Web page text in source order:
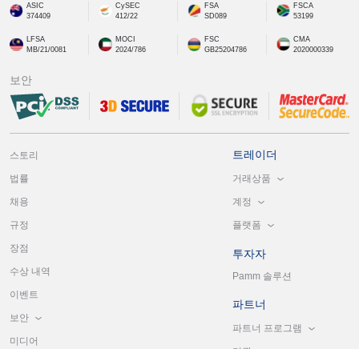
ASIC
374409
CySEC
412/22
FSA
SD089
FSCA
53199
LFSA
MB/21/0081
MOCI
2024/786
FSC
GB25204786
CMA
2020000339
보안
스토리
법률
채용
규정
장점
수상 내역
이벤트
보안
미디어
트레이더
거래상품
계정
플랫폼
투자자
Pamm 솔루션
파트너
파트너 프로그램